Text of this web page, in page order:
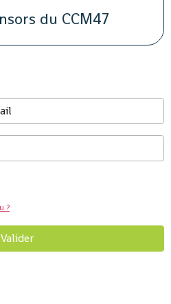
du CCM47
?
Valider